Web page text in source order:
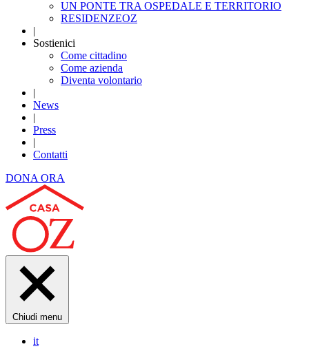
UN PONTE TRA OSPEDALE E TERRITORIO
RESIDENZEOZ
|
Sostienici
Come cittadino
Come azienda
Diventa volontario
|
News
|
Press
|
Contatti
DONA ORA
Chiudi menu
it